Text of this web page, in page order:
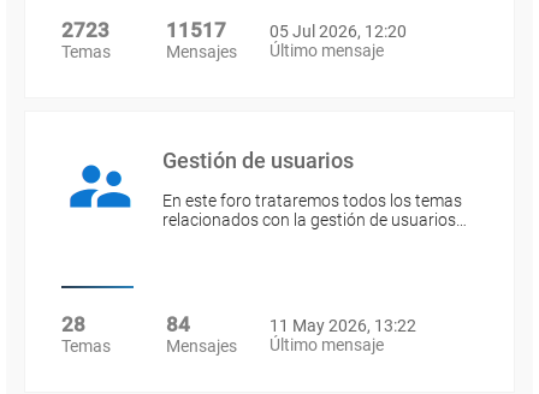
2723
Temas
11517
Mensajes
05 Jul 2026, 12:20
Último mensaje
Gestión de usuarios
En este foro trataremos todos los temas
relacionados con la gestión de usuarios…
28
Temas
84
Mensajes
11 May 2026, 13:22
Último mensaje